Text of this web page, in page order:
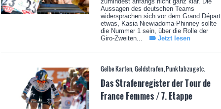
Aussagen des deutschen Teams
widersprachen sich vor dem Grand Départ
etwas, Kasia Niewiadoma-Phinney sollte
die Nummer 1 sein, über die Rolle der
Giro-Zweiten...
Jetzt lesen
Gelbe Karten, Geldstrafen, Punktabzug etc.
Das Strafenregister der Tour de
France Femmes / 7. Etappe